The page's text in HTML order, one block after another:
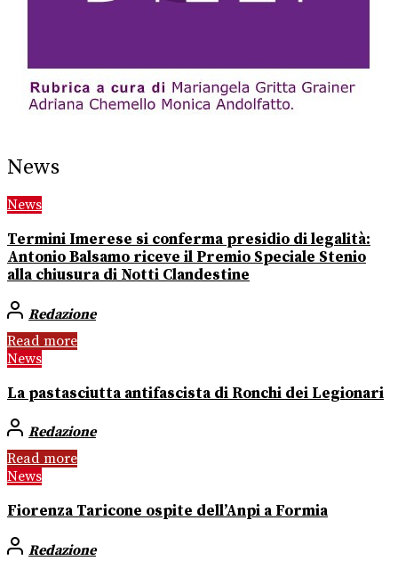
News
News
Termini Imerese si conferma presidio di legalità:
Antonio Balsamo riceve il Premio Speciale Stenio
alla chiusura di Notti Clandestine
Redazione
Read more
News
La pastasciutta antifascista di Ronchi dei Legionari
Redazione
Read more
News
Fiorenza Taricone ospite dell’Anpi a Formia
Redazione